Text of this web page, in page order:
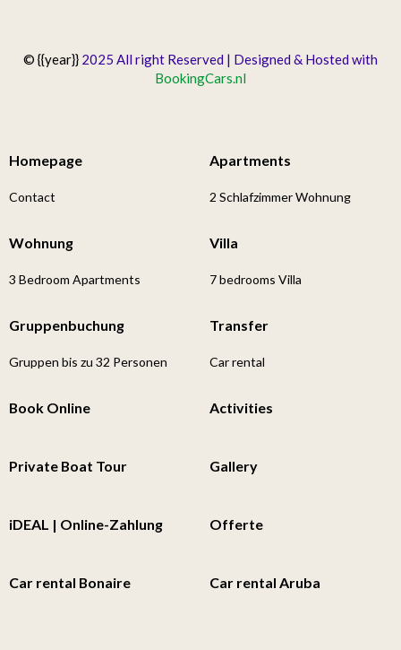
© {{year}} 2025 All right Reserved | Designed & Hosted with
BookingCars.nl
Homepage
Contact
Apartments
2 Schlafzimmer Wohnung
Wohnung
3 Bedroom Apartments
Villa
7 bedrooms Villa
Gruppenbuchung
Gruppen bis zu 32 Personen
Transfer
Car rental
Book Online Activities
Private Boat Tour Gallery
iDEAL | Online-Zahlung Offerte
Car rental Bonaire Car rental Aruba